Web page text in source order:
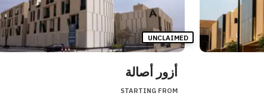
UNCLAIMED
أزور أصالة
STARTING FROM